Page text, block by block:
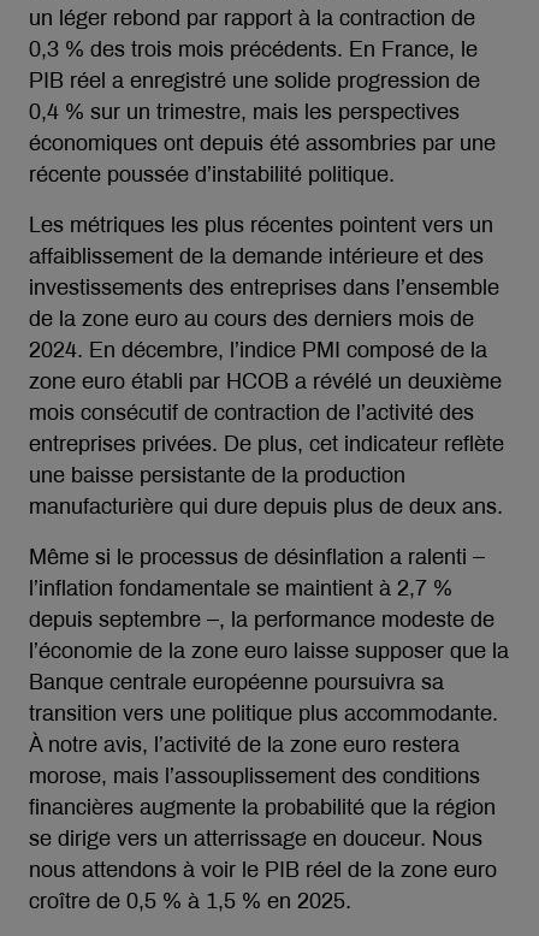
un léger rebond par rapport à la contraction de
0,3 % des trois mois précédents. En France, le
PIB réel a enregistré une solide progression de
0,4 % sur un trimestre, mais les perspectives
économiques ont depuis été assombries par une
récente poussée d’instabilité politique.
Les métriques les plus récentes pointent vers un
affaiblissement de la demande intérieure et des
investissements des entreprises dans l’ensemble
de la zone euro au cours des derniers mois de
2024. En décembre, l’indice PMI composé de la
zone euro établi par HCOB a révélé un deuxième
mois consécutif de contraction de l’activité des
entreprises privées. De plus, cet indicateur reflète
une baisse persistante de la production
manufacturière qui dure depuis plus de deux ans.
Même si le processus de désinflation a ralenti –
l’inflation fondamentale se maintient à 2,7 %
depuis septembre –, la performance modeste de
l’économie de la zone euro laisse supposer que la
Banque centrale européenne poursuivra sa
transition vers une politique plus accommodante.
À notre avis, l’activité de la zone euro restera
morose, mais l’assouplissement des conditions
financières augmente la probabilité que la région
se dirige vers un atterrissage en douceur. Nous
nous attendons à voir le PIB réel de la zone euro
croître de 0,5 % à 1,5 % en 2025.